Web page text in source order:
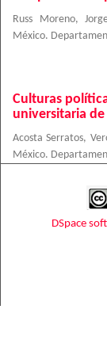
Russ Moreno,
México.
Culturas
universitaria
Acosta Serratos,
México.
DSpace